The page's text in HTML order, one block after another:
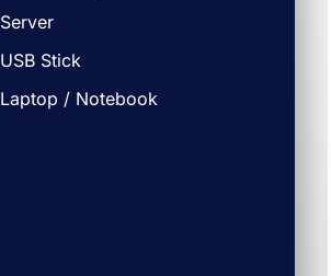
Server
USB Stick
Laptop / Notebook